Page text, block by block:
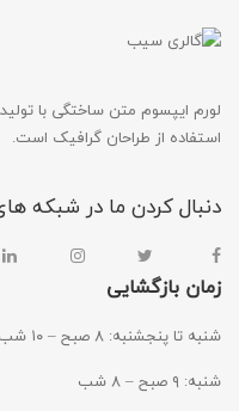
لورم ایپسوم متن ساختگی با
استفاده از طراحان گرافیک است.
دنبال کردن ما در شبکه
زمان بازگشایی
شنبه تا پنجشنبه: ۸ صبح – ۱۰ شب
شنبه: ۹ صبح – ۸ شب